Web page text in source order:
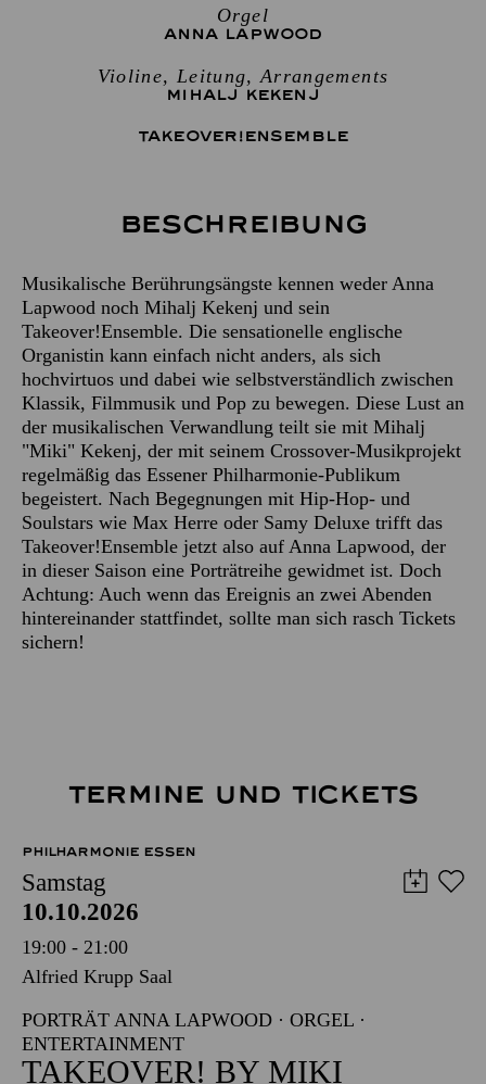
Orgel
ANNA LAPWOOD
Violine, Leitung, Arrangements
MIHALJ KEKENJ
TAKEOVER!ENSEMBLE
Beschreibung
Musikalische Berührungsängste kennen weder Anna
Lapwood noch Mihalj Kekenj und sein
Takeover!Ensemble. Die sensationelle englische
Organistin kann einfach nicht anders, als sich
hochvirtuos und dabei wie selbstverständlich zwischen
Klassik, Filmmusik und Pop zu bewegen. Diese Lust an
der musikalischen Verwandlung teilt sie mit Mihalj
"Miki" Kekenj, der mit seinem Crossover-Musikprojekt
regelmäßig das Essener Philharmonie-Publikum
begeistert. Nach Begegnungen mit Hip-Hop- und
Soulstars wie Max Herre oder Samy Deluxe trifft das
Takeover!Ensemble jetzt also auf Anna Lapwood, der
in dieser Saison eine Porträtreihe gewidmet ist. Doch
Achtung: Auch wenn das Ereignis an zwei Abenden
hintereinander stattfindet, sollte man sich rasch Tickets
sichern!
TERMINE UND TICKETS
PHILHARMONIE ESSEN
Samstag
10.10.2026
19:00 - 21:00
Alfried Krupp Saal
PORTRÄT ANNA LAPWOOD · ORGEL ·
ENTERTAINMENT
TAKEOVER! BY MIKI